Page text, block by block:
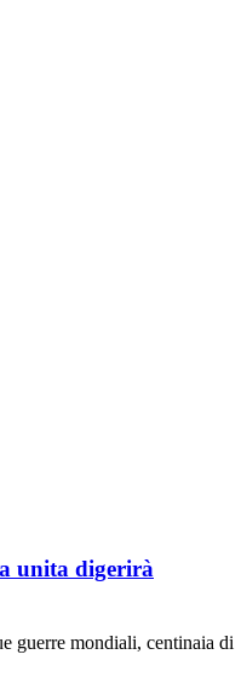
unita digerirà
guerre mondiali, centinaia di